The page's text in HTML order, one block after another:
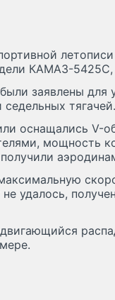
КАМАЗ-
заявлены для
тягачей.
оснащались V-
мощность
удалось,